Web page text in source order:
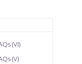
(VI)
(V)